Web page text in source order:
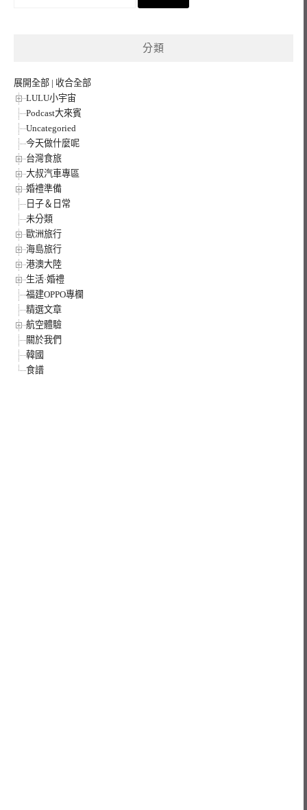
分類
展開全部 | 收合全部
LULU小宇宙
Podcast大來賓
Uncategoried
今天做什麼呢
台灣食旅
大叔汽車專區
婚禮準備
日子＆日常
未分類
歐洲旅行
海島旅行
港澳大陸
生活·婚禮
福建OPPO專欄
精選文章
航空體驗
關於我們
韓國
食譜